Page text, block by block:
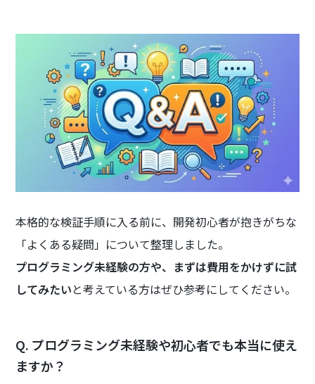
本格的な検証手順に入る前に、開発初心者が抱きがちな
「よくある疑問」について整理しました。
プログラミング未経験の方や、まずは費用をかけずに試
してみたいと考えている方はぜひ参考にしてください。
Q. プログラミング未経験や初心者でも本当に使え
ますか？